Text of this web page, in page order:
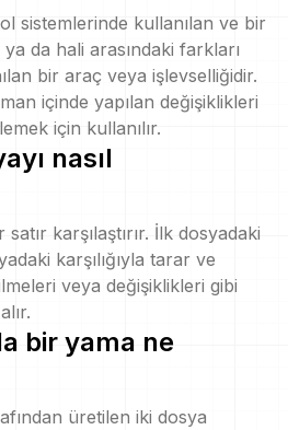
sistemlerinde kullanılan ve bir
da hali arasındaki farkları
bir araç veya işlevselliğidir.
içinde yapılan değişiklikleri
için kullanılır.
nasıl
karşılaştırır. İlk dosyadaki
karşılığıyla tarar ve
veya değişiklikleri gibi
bir yama ne
üretilen iki dosya